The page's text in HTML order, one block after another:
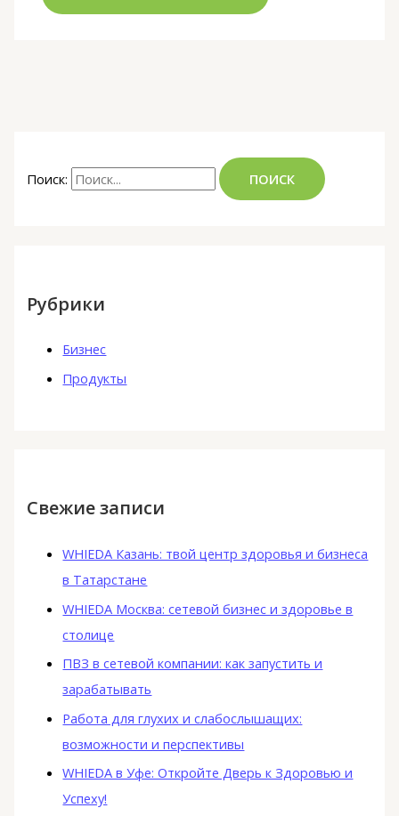
Поиск:
Рубрики
Бизнес
Продукты
Свежие записи
WHIEDA Казань: твой центр здоровья и бизнеса
в Татарстане
WHIEDA Москва: сетевой бизнес и здоровье в
столице
ПВЗ в сетевой компании: как запустить и
зарабатывать
Работа для глухих и слабослышащих:
возможности и перспективы
WHIEDA в Уфе: Откройте Дверь к Здоровью и
Успеху!